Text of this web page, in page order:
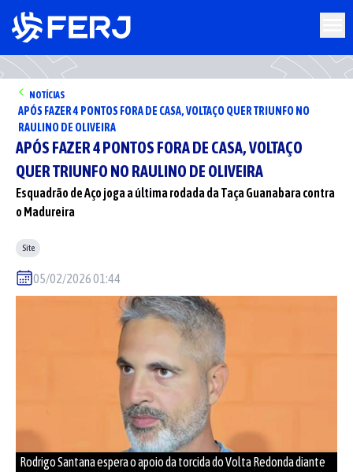
NOTÍCIAS
APÓS FAZER 4 PONTOS FORA DE CASA, VOLTAÇO QUER TRIUNFO NO
RAULINO DE OLIVEIRA
APÓS FAZER 4 PONTOS FORA DE CASA, VOLTAÇO
QUER TRIUNFO NO RAULINO DE OLIVEIRA
Esquadrão de Aço joga a última rodada da Taça Guanabara contra
o Madureira
Site
05/02/2026 01:44
Rodrigo Santana espera o apoio da torcida do Volta Redonda diante